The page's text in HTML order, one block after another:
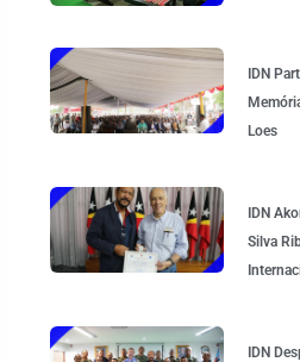
IDN
Loes
IDN
Silva
IDN